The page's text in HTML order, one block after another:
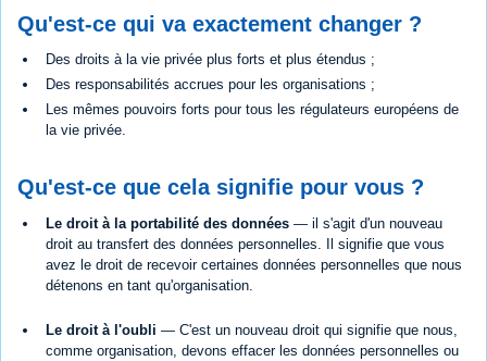
Qu'est-ce qui va exactement changer ?
Des droits à la vie privée plus forts et plus étendus ;
Des responsabilités accrues pour les organisations ;
Les mêmes pouvoirs forts pour tous les régulateurs européens de
la vie privée.
Qu'est-ce que cela signifie pour vous ?
Le droit à la portabilité des données — il s'agit d'un nouveau
droit au transfert des données personnelles. Il signifie que vous
avez le droit de recevoir certaines données personnelles que nous
détenons en tant qu'organisation.
Le droit à l'oubli — C'est un nouveau droit qui signifie que nous,
comme organisation, devons effacer les données personnelles ou